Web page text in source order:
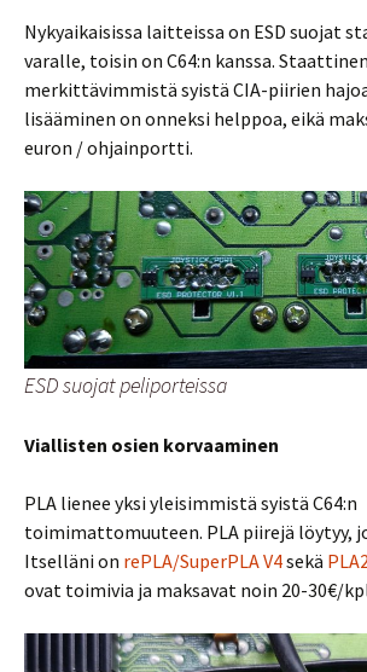
Nykyaikaisissa laitteissa on ESD suojat
varalle, toisin on C64:n kanssa.
merkittävimmistä syistä CIA-piirien
lisääminen on onneksi helppoa, eikä
euron / ohjainportti.
ESD suojat peliporteissa
Viallisten osien korvaaminen
PLA lienee yksi yleisimmistä syistä C64:n
toimimattomuuteen. PLA piirejä löytyy,
Itselläni on rePLA/SuperPLA V4sekä
ovat toimivia ja maksavat noin 20-30€/